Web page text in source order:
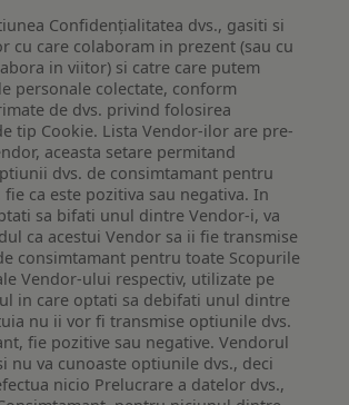
Confidențialitatea dvs., gasiti si
cu care colaboram in prezent (sau cu
in viitor) si catre care putem
personale colectate, conform
de dvs. privind folosirea
tip Cookie. Lista Vendor-ilor are pre-
aceasta setare permitand
dvs. de consimtamant pentru
fie ca este pozitiva sau negativa. In
sa bifati unul dintre Vendor-i, va
ca acestui Vendor sa ii fie transmise
consimtamant pentru toate Scopurile
Vendor-ului respectiv, utilizate pe
in care optati sa debifati unul dintre
nu ii vor fi transmise optiunile dvs.
fie pozitive sau negative. Vendorul
nu va cunoaste optiunile dvs., deci
nicio Prelucrare a datelor dvs.,